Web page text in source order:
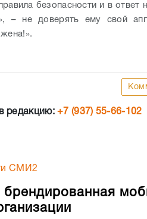
безопасности и в ответ
– не доверять ему свой
редакцию:+7 (937) 55-66-102
СМИ2